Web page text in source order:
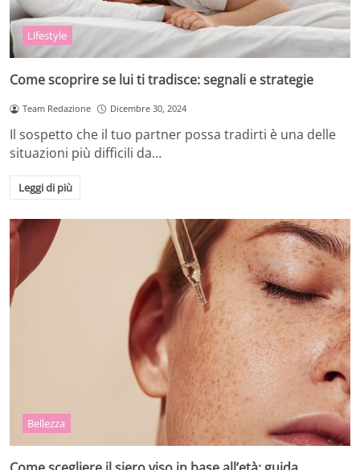
Lifestyle
Come scoprire se lui ti tradisce: segnali e strategie
Team Redazione Dicembre 30, 2024
Il sospetto che il tuo partner possa tradirti è una delle
situazioni più difficili da…
Leggi di più
Bellezza